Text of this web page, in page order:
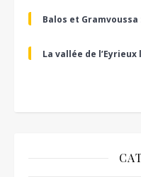
Balos et
La vallée de